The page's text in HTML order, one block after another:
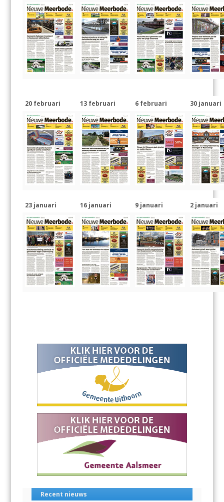
20 februari 13 februari 6 februari 30 januari
23 januari 16 januari 9 januari 2 januari
Recent nieuws